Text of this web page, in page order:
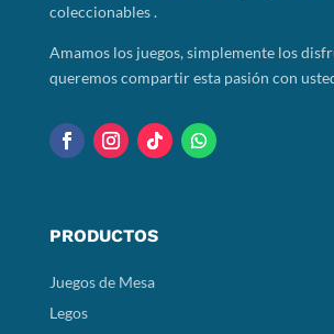
coleccionables .
Amamos los juegos, simplemente los
queremos compartir esta pasión con
PRODUCTOS
Juegos de Mesa
Legos